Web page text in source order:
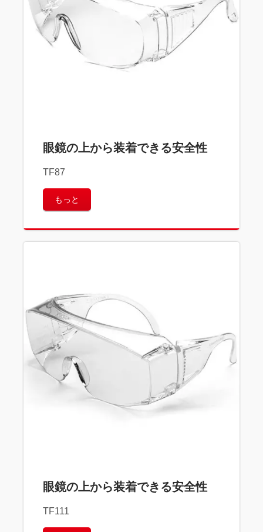
眼鏡の上から装着できる安全性
TF87
もっと
眼鏡の上から装着できる安全性
TF111